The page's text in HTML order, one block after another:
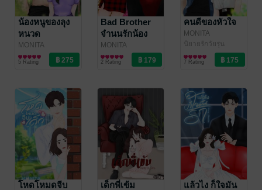
น้องหนูของลุง
หนวด
MONITA
นิยายโรมานซ์
5 Rating
Bad Brother
จำนนรักน้อง
ชายจอมวาย
ร้าย
MONITA
นิยายรักวัยรุ่น
2 Rating
คนดีของหัวใจ
MONITA
นิยายรักวัยรุ่น
7 Rating
โหดโหมดจีบ
เด็กพี่เข้ม
แล้วไง ก็ใจมัน